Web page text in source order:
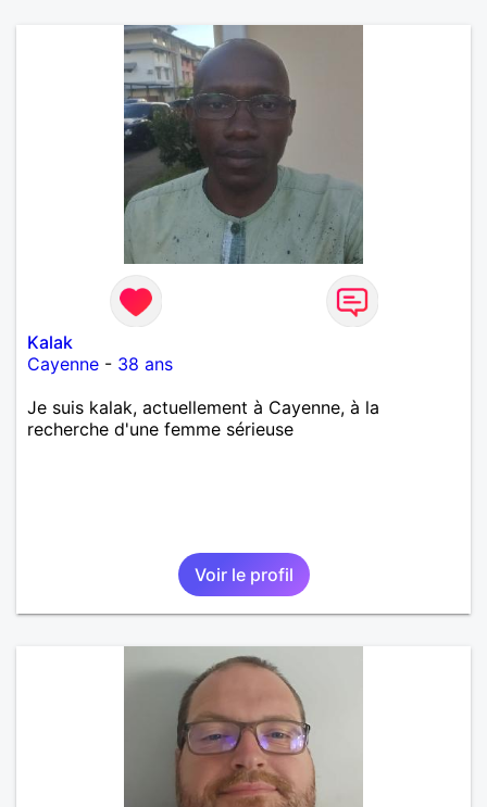
Kalak
Cayenne - 38 ans
Je suis kalak, actuellement à Cayenne, à la
recherche d'une femme sérieuse
Voir le profil